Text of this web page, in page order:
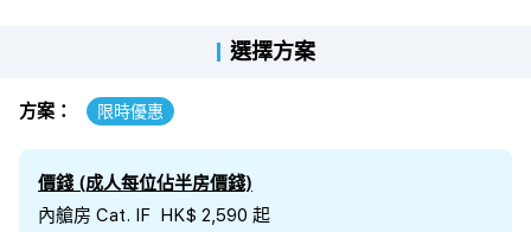
選擇方案
方案： 限時優惠
價錢 (成人每位佔半房價錢)
內艙房 Cat. IF HK$ 2,590 起